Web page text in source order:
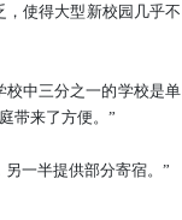
使得大型新校园几乎不
校中三分之一的学校是单
带来了方便。 ”
一半提供部分寄宿。 ”